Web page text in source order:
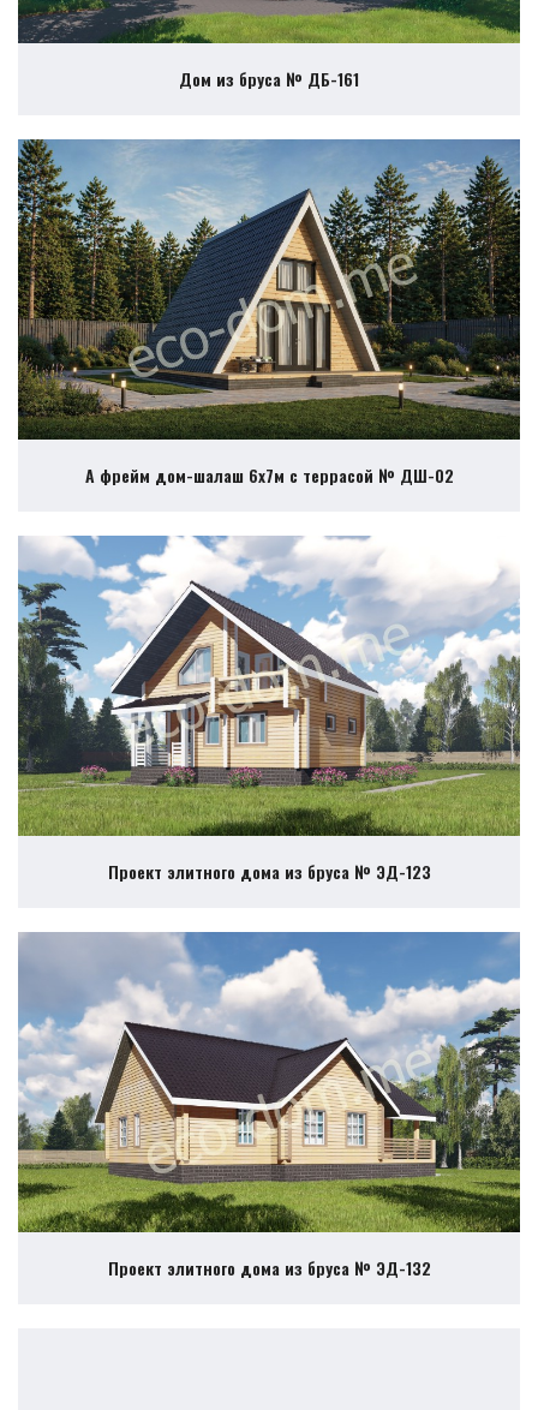
Дом из бруса № ДБ-161
А фрейм дом-шалаш 6х7м с террасой № ДШ-02
Проект элитного дома из бруса № ЭД-123
Проект элитного дома из бруса № ЭД-132